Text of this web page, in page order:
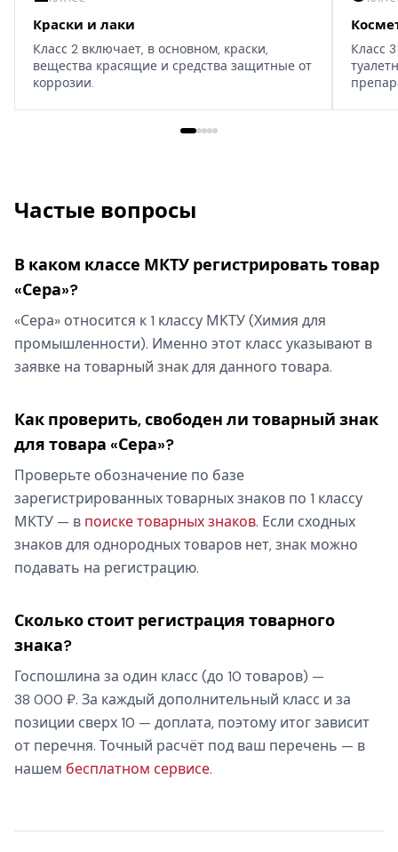
Краски и лаки
Класс 2 включает, в основном, краски,
вещества красящие и средства защитные от
коррозии.
Класс
Частые вопросы
В каком классе МКТУ регистрировать товар
«Сера»?
«Сера» относится к 1 классу МКТУ (Химия для
промышленности). Именно этот класс указывают в
заявке на товарный знак для данного товара.
Как проверить, свободен ли товарный знак
для товара «Сера»?
Проверьте обозначение по базе
зарегистрированных товарных знаков по 1 классу
МКТУ — в поиске товарных знаков. Если сходных
знаков для однородных товаров нет, знак можно
подавать на регистрацию.
Сколько стоит регистрация товарного
знака?
Госпошлина за один класс (до 10 товаров) —
38 000 ₽. За каждый дополнительный класс и за
позиции сверх 10 — доплата, поэтому итог зависит
от перечня. Точный расчёт под ваш перечень — в
нашем бесплатном сервисе.